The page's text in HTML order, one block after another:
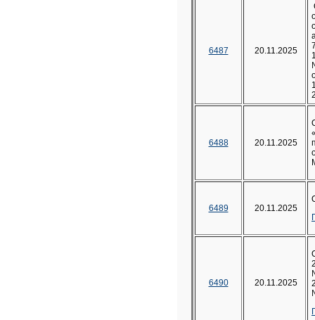
6487 20.11.2025
6488 20.11.2025
6489 20.11.2025
6490 20.11.2025